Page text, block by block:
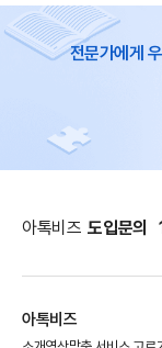
전문가에게
아톡비즈 도입문의
아톡비즈